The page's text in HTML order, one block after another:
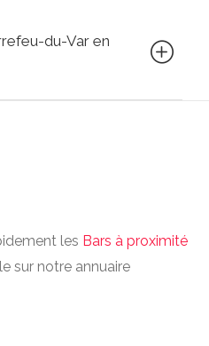
du-Var en
les Bars à proximité
sur notre annuaire